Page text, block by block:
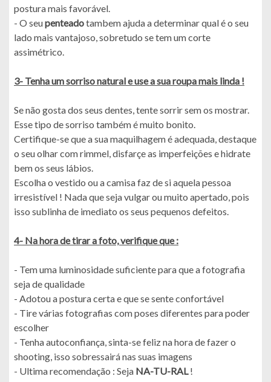
postura mais favorável.
- O seupenteadotambem ajuda a determinar qual é o seu
lado mais vantajoso, sobretudo se tem um corte
assimétrico.
3- Tenha um sorriso natural e use a sua roupa mais linda !
Se não gosta dos seus dentes, tente sorrir sem os mostrar.
Esse tipo de sorriso também é muito bonito.
Certifique-se que a sua maquilhagem é adequada, destaque
o seu olhar com rimmel, disfarçe as imperfeições e hidrate
bem os seus lábios.
Escolha o vestido ou a camisa faz de si aquela pessoa
irresistível ! Nada que seja vulgar ou muito apertado, pois
isso sublinha de imediato os seus pequenos defeitos.
4- Na hora de tirar a foto, verifique que :
- Tem uma luminosidade suficiente para que a fotografia
seja de qualidade
- Adotou a postura certa e que se sente confortável
- Tire várias fotografias com poses diferentes para poder
escolher
- Tenha autoconfiança, sinta-se feliz na hora de fazer o
shooting, isso sobressairá nas suas imagens
- Ultima recomendação : Seja NA-TU-RAL!